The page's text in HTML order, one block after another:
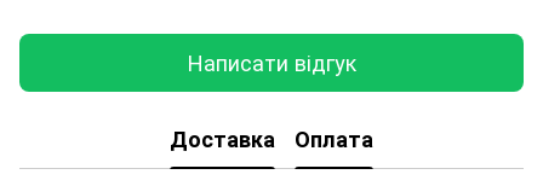
Написати відгук
Доставка Оплата